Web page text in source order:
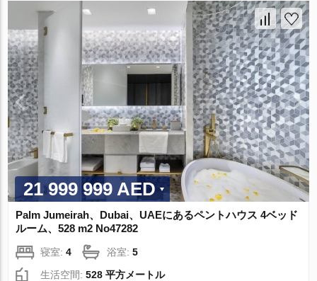
21 999 999 AED
Palm Jumeirah、Dubai、UAEにあるペントハウス 4ベッド
ルーム、528 m2 No47282
寝室:4 浴室:5
生活空間:528 平方メートル